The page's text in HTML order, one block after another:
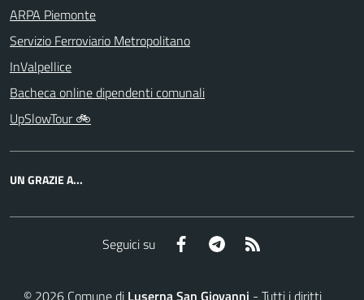
ARPA Piemonte
Servizio Ferroviario Metropolitano
InValpellice
Bacheca online dipendenti comunali
UpSlowTour 🚲
UN GRAZIE A...
Seguici su Facebook Telegram